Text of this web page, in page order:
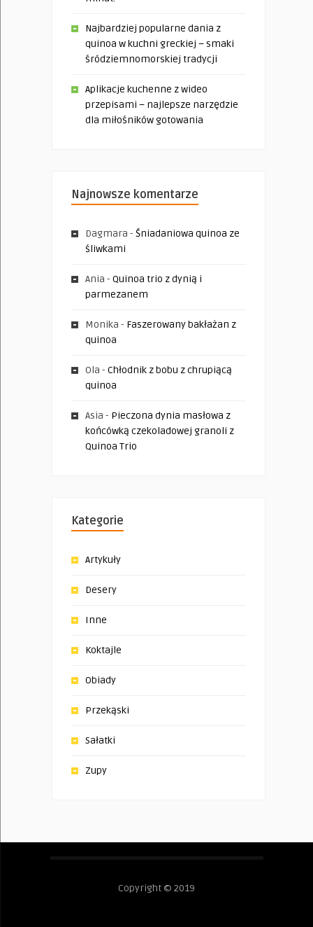
Najbardziej popularne dania z
quinoa w kuchni greckiej – smaki
śródziemnomorskiej tradycji
Aplikacje kuchenne z wideo
przepisami – najlepsze narzędzie
dla miłośników gotowania
Najnowsze komentarze
Dagmara - Śniadaniowa quinoa ze
śliwkami
Ania - Quinoa trio z dynią i
parmezanem
Monika - Faszerowany bakłażan z
quinoa
Ola - Chłodnik z bobu z chrupiącą
quinoa
Asia - Pieczona dynia masłowa z
końcówką czekoladowej granoli z
Quinoa Trio
Kategorie
Artykuły
Desery
Inne
Koktajle
Obiady
Przekąski
Sałatki
Zupy
Copyright © 2019